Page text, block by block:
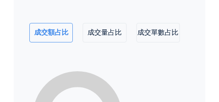
成交額占比 成交量占比 成交單數占比